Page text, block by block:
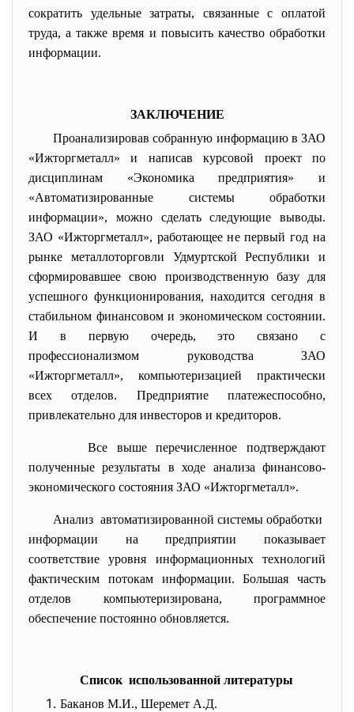
сократить удельные затраты, связанные с оплатой
труда, а также время и повысить качество обработки
информации.
ЗАКЛЮЧЕНИЕ
Проанализировав собранную информацию в ЗАО
«Ижторгметалл» и написав курсовой проект по
дисциплинам «Экономика предприятия» и
«Автоматизированные системы обработки
информации», можно сделать следующие выводы.
ЗАО «Ижторгметалл», работающее не первый год на
рынке металлоторговли Удмуртской Республики и
сформировавшее свою производственную базу для
успешного функционирования, находится сегодня в
стабильном финансовом и экономическом состоянии.
И в первую очередь, это связано с
профессионализмом руководства ЗАО
«Ижторгметалл», компьютеризацией практически
всех отделов. Предприятие платежеспособно,
привлекательно для инвесторов и кредиторов.
Все выше перечисленное подтверждают
полученные результаты в ходе анализа финансово-
экономического состояния ЗАО «Ижторгметалл».
Анализ автоматизированной системы обработки
информации на предприятии показывает
соответствие уровня информационных технологий
фактическим потокам информации. Большая часть
отделов компьютеризирована, программное
обеспечение постоянно обновляется.
Список использованной литературы
Баканов М.И., Шеремет А.Д.